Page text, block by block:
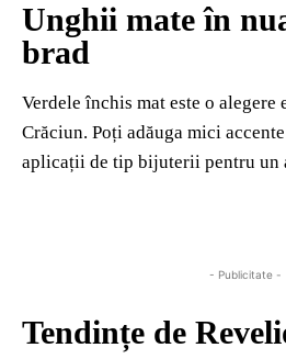
Unghii mate în
brad
Verdele închis mat este o alegere
Crăciun. Poți adăuga mici
aplicații de tip bijuterii pentru un
- Publicitate -
Tendințe de